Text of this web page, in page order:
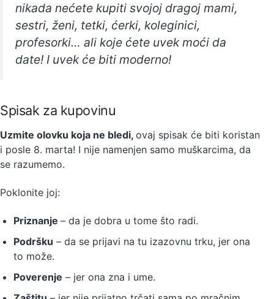
nikada nećete kupiti svojoj dragoj mami,
sestri, ženi, tetki, ćerki, koleginici,
profesorki… ali koje ćete uvek moći da
date! I uvek će biti moderno!
Spisak za kupovinu
Uzmite olovku koja ne bledi, ovaj spisak će biti koristan
i posle 8. marta! I nije namenjen samo muškarcima, da
se razumemo.
Poklonite joj:
Priznanje – da je dobra u tome što radi.
Podršku – da se prijavi na tu izazovnu trku, jer ona
to može.
Poverenje – jer ona zna i ume.